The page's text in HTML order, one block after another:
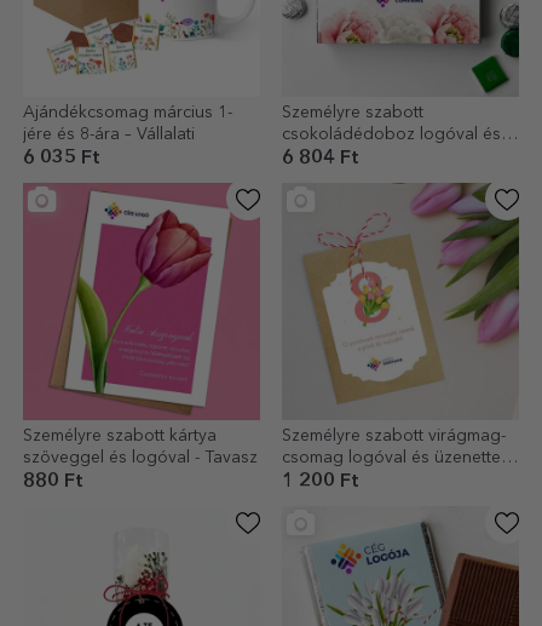
Ajándékcsomag március 1-
jére és 8-ára – Vállalati
6 035 Ft
Személyre szabott
csokoládédoboz logóval és
üzenettel – Gyönyörű tavasz
6 804 Ft
Személyre szabott kártya
szöveggel és logóval - Tavasz
880 Ft
Személyre szabott virágmag-
csomag logóval és üzenettel –
március 8.
1 200 Ft